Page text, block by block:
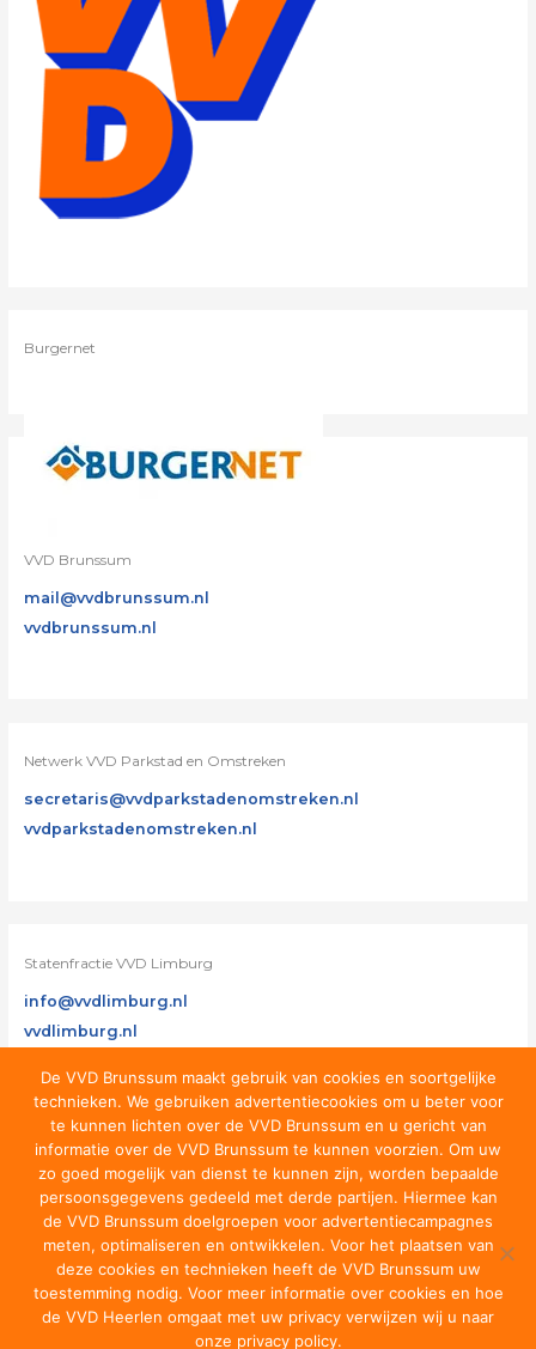
Burgernet
VVD Brunssum
mail@vvdbrunssum.nl
vvdbrunssum.nl
Netwerk VVD Parkstad en Omstreken
secretaris@vvdparkstadenomstreken.nl
vvdparkstadenomstreken.nl
Statenfractie VVD Limburg
info@vvdlimburg.nl
vvdlimburg.nl
De VVD Brunssum maakt gebruik van cookies en soortgelijke
technieken. We gebruiken advertentiecookies om u beter voor
te kunnen lichten over de VVD Brunssum en u gericht van
informatie over de VVD Brunssum te kunnen voorzien. Om uw
zo goed mogelijk van dienst te kunnen zijn, worden bepaalde
persoonsgegevens gedeeld met derde partijen. Hiermee kan
de VVD Brunssum doelgroepen voor advertentiecampagnes
meten, optimaliseren en ontwikkelen. Voor het plaatsen van
deze cookies en technieken heeft de VVD Brunssum uw
toestemming nodig. Voor meer informatie over cookies en hoe
de VVD Heerlen omgaat met uw privacy verwijzen wij u naar
onze privacy policy.